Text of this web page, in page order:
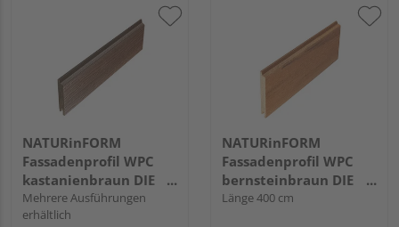
NATURinFORM
Fassadenprofil WPC
kastanienbraun DIE
GESTALTENDE
EXKLUSIV - 103x17mm
Mehrere Ausführungen
erhältlich
NATURinFORM
Fassadenprofil WPC
bernsteinbraun DIE
GESTALTENDE -
Länge 400 cm